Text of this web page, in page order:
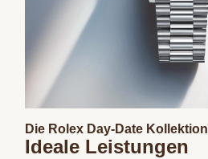
Die Rolex Day-Date Kollektion
Ideale Leistungen